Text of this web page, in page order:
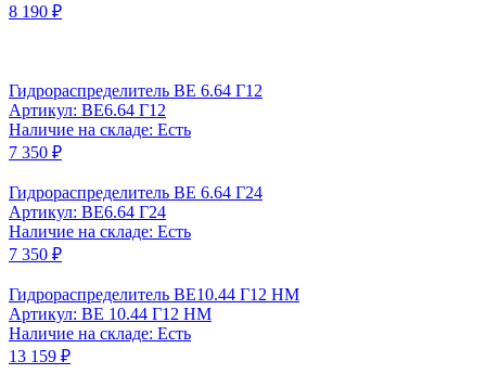
8 190 ₽
Гидрораспределитель ВЕ 6.64 Г12
Артикул: ВЕ6.64 Г12
Наличие на складе: Есть
7 350 ₽
Гидрораспределитель ВЕ 6.64 Г24
Артикул: ВЕ6.64 Г24
Наличие на складе: Есть
7 350 ₽
Гидрораспределитель ВЕ10.44 Г12 НМ
Артикул: ВЕ 10.44 Г12 НМ
Наличие на складе: Есть
13 159 ₽